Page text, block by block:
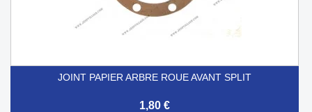
JOINT PAPIER ARBRE ROUE AVANT SPLIT
1,80 €